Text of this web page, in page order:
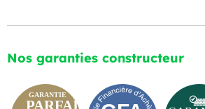
Nos garanties constructeur